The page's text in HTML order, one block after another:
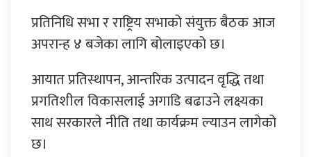
प्रतिनिधि सभा र राष्ट्रिय सभाको संयुक्त बैठक आज
अपरान्ह ४ बजेका लागि बोलाइएको छ।
आयात प्रतिस्थापन, आन्तरिक उत्पादन वृद्धि तथा
प्रगतिशील विकासलाई अगाडि बढाउने लक्ष्यका
साथ सरकारले नीति तथा कार्यक्रम ल्याउन लागेको
छ।